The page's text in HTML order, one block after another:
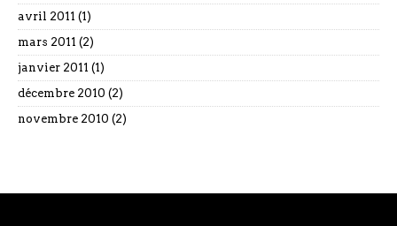
avril 2011 (1)
mars 2011 (2)
janvier 2011 (1)
décembre 2010 (2)
novembre 2010 (2)